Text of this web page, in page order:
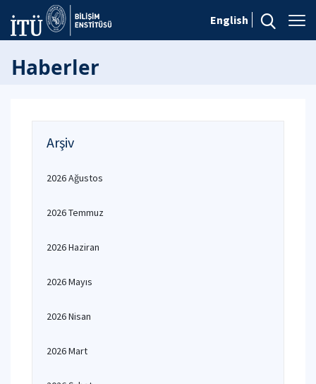
English
Haberler
Arşiv
2026 Ağustos
2026 Temmuz
2026 Haziran
2026 Mayıs
2026 Nisan
2026 Mart